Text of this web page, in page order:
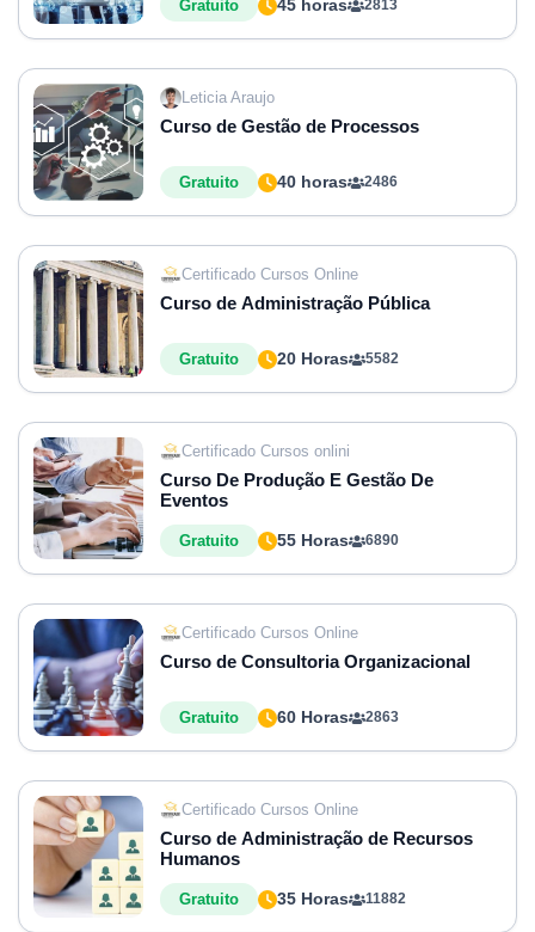
45 horas
Gratuito 2813
Leticia Araujo
Curso de Gestão de Processos
40 horas
Gratuito 2486
Certificado Cursos Online
Curso de Administração Pública
20 Horas
Gratuito 5582
Certificado Cursos onlini
Curso De Produção E Gestão De
Eventos
55 Horas
Gratuito 6890
Certificado Cursos Online
Curso de Consultoria Organizacional
60 Horas
Gratuito 2863
Certificado Cursos Online
Curso de Administração de Recursos
Humanos
35 Horas
Gratuito 11882